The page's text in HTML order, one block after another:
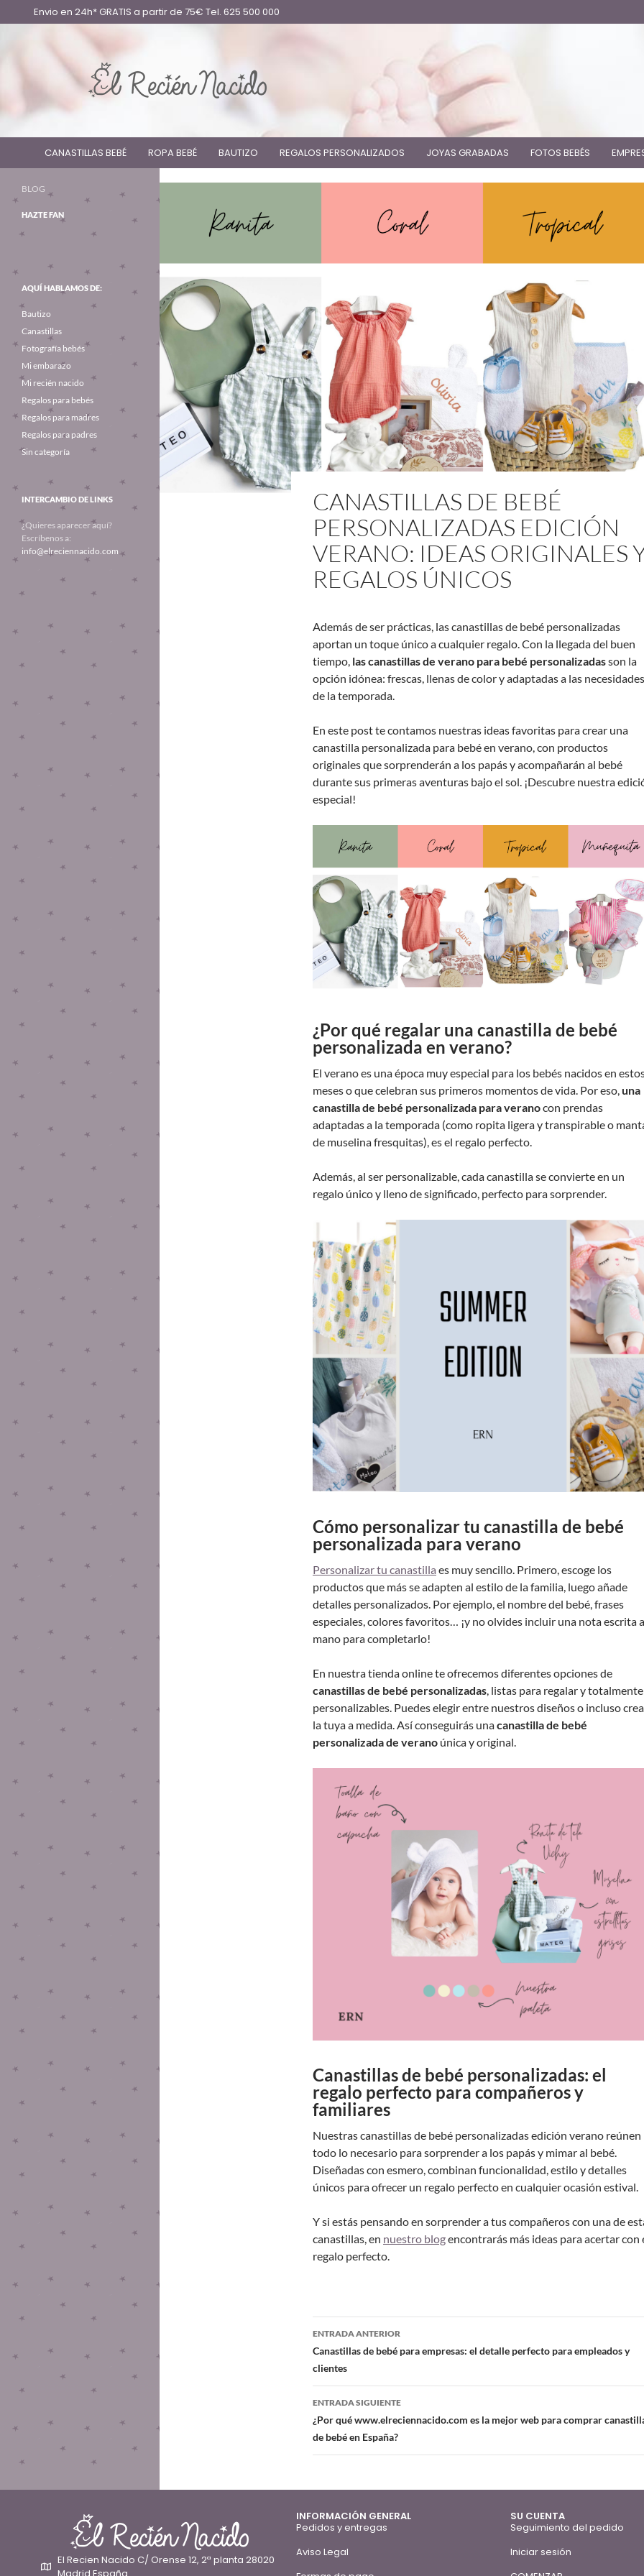
Envio en 24h* GRATIS a partir de 75€ Tel. 625 500 000
CANASTILLAS BEBÉ ROPA BEBÉ BAUTIZO REGALOS PERSONALIZADOS JOYAS GRABADAS FOTOS BEBÉS
CANASTILLAS DE BEBÉ
PERSONALIZADAS EDICIÓN
VERANO: IDEAS ORIGINALES
REGALOS ÚNICOS
Además de ser prácticas, las canastillas de bebé personalizadas
aportan un toque único a cualquier regalo. Con la llegada del buen
tiempo, las canastillas de verano para bebé personalizadasson la
opción idónea: frescas, llenas de color y adaptadas a las necesidades
de la temporada.
En este post te contamos nuestras ideas favoritas para crear una
canastilla personalizada para bebé en verano, con productos
originales que sorprenderán a los papás y acompañarán al bebé
durante sus primeras aventuras bajo el sol. ¡Descubre nuestra
especial!
¿Por qué regalar una canastilla de bebé
personalizada en verano?
El verano es una época muy especial para los bebés nacidos en
meses o que celebran sus primeros momentos de vida. Por eso,una
canastilla de bebé personalizada para veranocon prendas
adaptadas a la temporada (como ropita ligera y transpirable o
de muselina fresquitas), es el regalo perfecto.
Además, al ser personalizable, cada canastilla se convierte en un
regalo único y lleno de significado, perfecto para sorprender.
Cómo personalizar tu canastilla de bebé
personalizada para verano
Personalizar tu canastilla es muy sencillo. Primero, escoge los
productos que más se adapten al estilo de la familia, luego añade
detalles personalizados. Por ejemplo, el nombre del bebé, frases
especiales, colores favoritos… ¡y no olvides incluir una nota escrita a
mano para completarlo!
En nuestra tienda online te ofrecemos diferentes opciones de
canastillas de bebé personalizadas, listas para regalar y totalmente
personalizables. Puedes elegir entre nuestros diseños o incluso
la tuya a medida. Así conseguirás unacanastilla de bebé
personalizada de verano única y original.
Canastillas de bebé personalizadas: el
regalo perfecto para compañeros y
familiares
Nuestras canastillas de bebé personalizadas edición verano reúnen
todo lo necesario para sorprender a los papás y mimar al bebé.
Diseñadas con esmero, combinan funcionalidad, estilo y detalles
únicos para ofrecer un regalo perfecto en cualquier ocasión estival.
Y si estás pensando en sorprender a tus compañeros con una de
canastillas, en nuestro blogencontrarás más ideas para acertar con
regalo perfecto.
ENTRADA ANTERIOR
Canastillas de bebé para empresas: el detalle perfecto para empleados y
clientes
ENTRADA SIGUIENTE
¿Por qué www.elreciennacido.com es la mejor web para comprar
de bebé en España?
BLOG
HAZTE FAN
AQUÍ HABLAMOS DE:
Bautizo
Canastillas
Fotografía bebés
Mi embarazo
Mi recién nacido
Regalos para bebés
Regalos para madres
Regalos para padres
Sin categoría
INTERCAMBIO DE LINKS
¿Quieres aparecer aquí?
Escríbenos a:
info@elreciennacido.com
El Recien Nacido C/ Orense 12, 2ª planta 28020
INFORMACIÓN GENERAL
Pedidos y entregas
Aviso Legal
SU CUENTA
Seguimiento del pedido
Iniciar sesión